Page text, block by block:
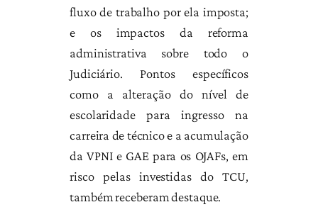
fluxo de trabalho por ela imposta;
e os impactos da reforma
administrativa sobre todo o
Judiciário. Pontos específicos
como a alteração do nível de
escolaridade para ingresso na
carreira de técnico e a acumulação
da VPNI e GAE para os OJAFs, em
risco pelas investidas do TCU,
também receberam destaque.